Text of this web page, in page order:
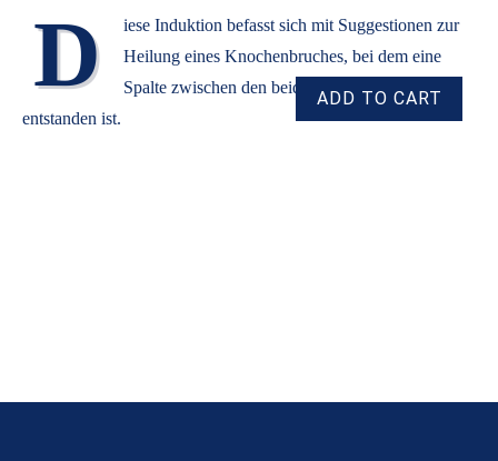
D
iese Induktion befasst sich mit Suggestionen zur
Heilung eines Knochenbruches, bei dem eine
Spalte zwischen den beiden Bruchstücken
entstanden ist.